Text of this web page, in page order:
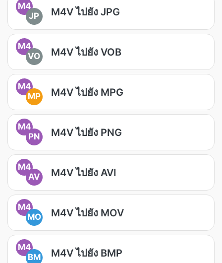
M4
JP
M4V ไปยัง JPG
M4
VO
M4V ไปยัง VOB
M4
MP
M4V ไปยัง MPG
M4
PN
M4V ไปยัง PNG
M4
AV
M4V ไปยัง AVI
M4
MO
M4V ไปยัง MOV
M4
BM
M4V ไปยัง BMP